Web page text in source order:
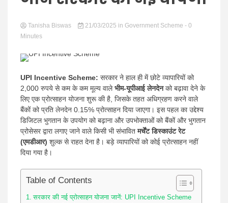
Hindi
news |
Latest
Tanisha Biswas 21/03/2025 in Government Scheme - 0
Minutes
UPI Incentive Scheme: सरकार ने हाल ही में छोटे व्यापारियों को
2,000 रुपये से कम के कम मूल्य वालेभीम-यूपीआई लेनदेनको बढ़ावा देने के
लिए एक प्रोत्साहन योजना शुरू की है, जिसके तहत अधिग्रहण करने वाले
बैंकों को प्रति लेनदेन 0.15% प्रोत्साहन दिया जाएगा। इस पहल का उद्देश्य
डिजिटल भुगतान के उपयोग को बढ़ाना और उपभोक्ताओं को बैंकों और भुगतान
प्रोसेसर द्वारा लगाए जाने वाले किसी भी संभावितमर्चेंट डिस्काउंट रेट
(एमडीआर) शुल्क से राहत देना है। बड़े व्यापारियों को कोई प्रोत्साहन नहीं
दिया गया है।
Table of Contents
सरकार की नई प्रोत्साहन योजना जानें: UPI Incentive Scheme